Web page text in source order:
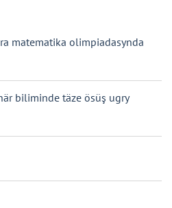
matematika olimpiadasynda
biliminde täze ösüş ugry